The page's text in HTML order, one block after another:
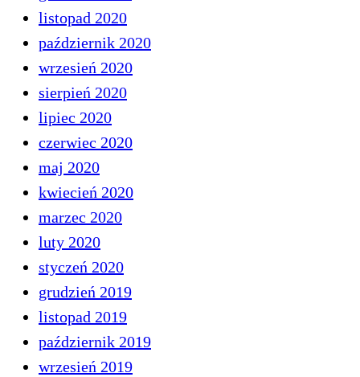
listopad 2020
październik 2020
wrzesień 2020
sierpień 2020
lipiec 2020
czerwiec 2020
maj 2020
kwiecień 2020
marzec 2020
luty 2020
styczeń 2020
grudzień 2019
listopad 2019
październik 2019
wrzesień 2019